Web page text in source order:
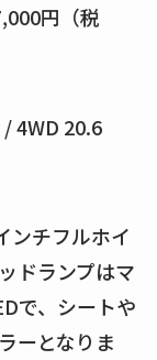
円（税
4WD 20.6
ンチフルホイ
ドランプはマ
で、シートや
ーとなりま